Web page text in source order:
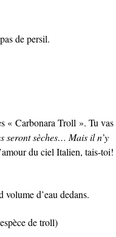
de persil.
« Carbonara Troll ». Tu vas
seront sèches… Mais il n’y
du ciel Italien, tais-toi!
volume d’eau dedans.
de troll)